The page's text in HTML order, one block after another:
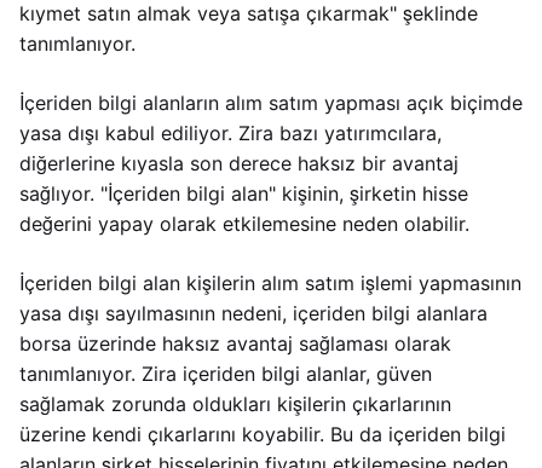
kıymet satın almak veya satışa çıkarmak" şeklinde
tanımlanıyor.
İçeriden bilgi alanların alım satım yapması açık biçimde
yasa dışı kabul ediliyor. Zira bazı yatırımcılara,
diğerlerine kıyasla son derece haksız bir avantaj
sağlıyor. "İçeriden bilgi alan" kişinin, şirketin hisse
değerini yapay olarak etkilemesine neden olabilir.
İçeriden bilgi alan kişilerin alım satım işlemi yapmasının
yasa dışı sayılmasının nedeni, içeriden bilgi alanlara
borsa üzerinde haksız avantaj sağlaması olarak
tanımlanıyor. Zira içeriden bilgi alanlar, güven
sağlamak zorunda oldukları kişilerin çıkarlarının
üzerine kendi çıkarlarını koyabilir. Bu da içeriden bilgi